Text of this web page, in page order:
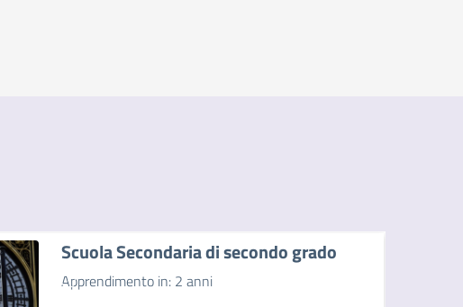
Scuola Secondaria di secondo grado
Apprendimento in: 2 anni